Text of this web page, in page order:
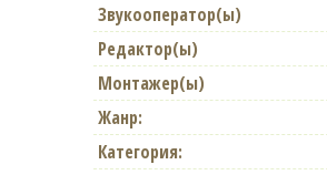
Звукооператор(ы)
Редактор(ы)
Монтажер(ы)
Жанр:
Категория: